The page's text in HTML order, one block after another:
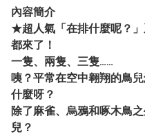
內容簡介
★超人氣「在排什麼呢？
都來了！
一隻、兩隻、三隻……
咦？平常在空中翱翔的鳥
什麼呀？
除了麻雀、烏鴉和啄木鳥
兒？